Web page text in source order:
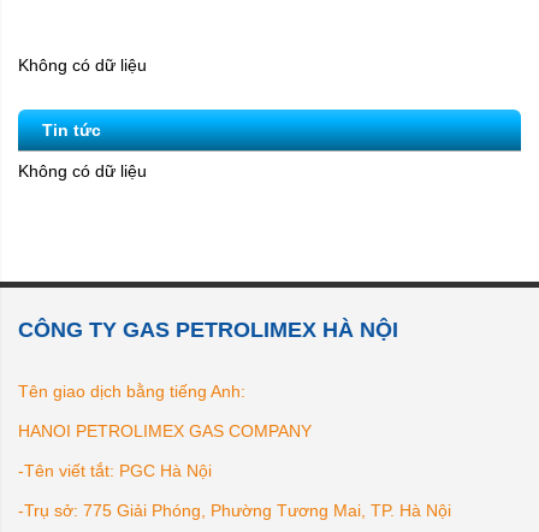
Không có dữ liệu
Tin tức
Không có dữ liệu
CÔNG TY GAS PETROLIMEX HÀ NỘI
Tên giao dịch bằng tiếng Anh:
HANOI PETROLIMEX GAS COMPANY
-Tên viết tắt: PGC Hà Nội
-Trụ sở: 775 Giải Phóng, Phường Tương Mai, TP. Hà Nội